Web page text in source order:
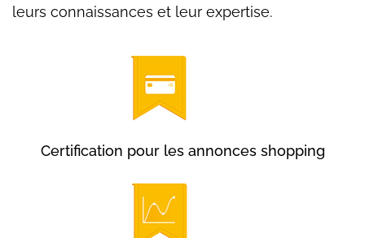
leurs connaissances et leur expertise.
Certification pour les annonces shopping